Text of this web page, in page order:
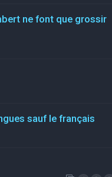
ne font que grossir
sauf le français